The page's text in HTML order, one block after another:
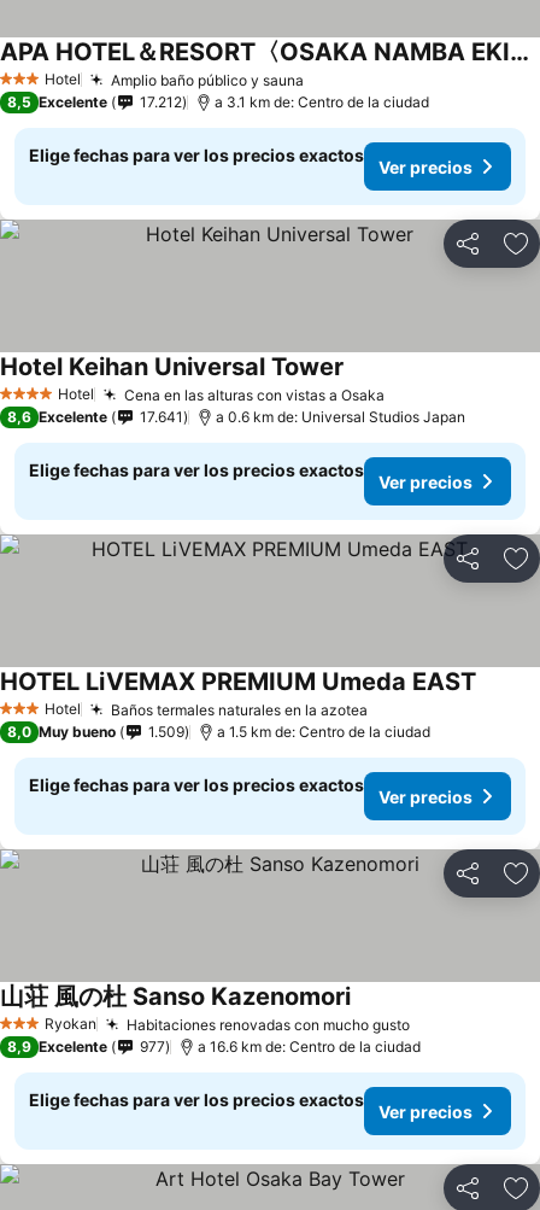
3 Estrellas
Hotel Amplio baño público y sauna
APA HOTEL＆RESORT〈OSAKA NAMBA EKIMAE TOWER〉
8,5 Excelente 17.212 a 3.1 km de: Centro de la ciudad
Elige fechas para ver los precios exactos
Ver precios
Compartir
4 EstrellasHotel Cena en las alturas con vistas a Osaka
Hotel Keihan Universal Tower
8,6 Excelente 17.641 a 0.6 km de: Universal Studios Japan
Elige fechas para ver los precios exactos
Ver precios
Compartir
3 Estrellas
Hotel Baños termales naturales en la azotea
HOTEL LiVEMAX PREMIUM Umeda EAST
8,0 Muy bueno 1.509 a 1.5 km de: Centro de la ciudad
Elige fechas para ver los precios exactos
Ver precios
Compartir
3 EstrellasRyokan Habitaciones renovadas con mucho gusto
山荘 風の杜 Sanso Kazenomori
8,9 Excelente 977 a 16.6 km de: Centro de la ciudad
Elige fechas para ver los precios exactos
Ver precios
Compartir